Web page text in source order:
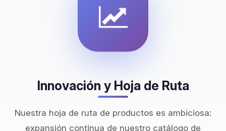
Innovación y Hoja de Ruta
Nuestra hoja de ruta de productos es ambiciosa:
expansión continua de nuestro catálogo de